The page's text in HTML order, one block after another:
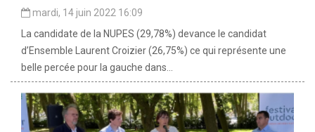
mardi, 14 juin 2022 16:09
La candidate de la NUPES (29,78%) devance le candidat
d’Ensemble Laurent Croizier (26,75%) ce qui représente une
belle percée pour la gauche dans...